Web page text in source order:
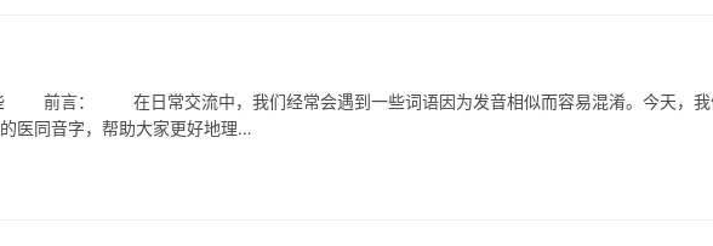
言： 在日常交流中，我们经常会遇到一些词语因为发音相似而容易混淆。今天，我
医同音字，帮助大家更好地理…